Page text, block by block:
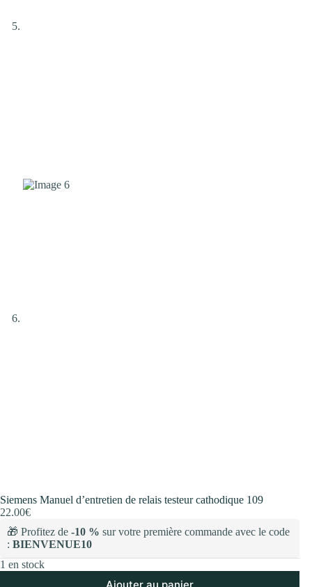
Siemens Manuel d’entretien de relais testeur cathodique 109
22.00€
🎁 Profitez de -10 % sur votre première commande avec le code
: BIENVENUE10
1 en stock